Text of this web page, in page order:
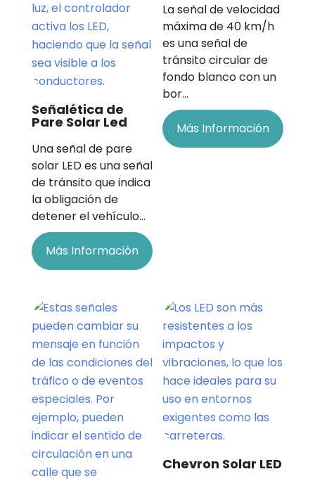
Señalética de
Pare Solar Led
Una señal de pare
solar LED es una señal
de tránsito que indica
la obligación de
detener el vehículo…
Más Información
La señal de velocidad
máxima de 40 km/h
es una señal de
tránsito circular de
fondo blanco con un
bor…
Más Información
Chevron Solar LED